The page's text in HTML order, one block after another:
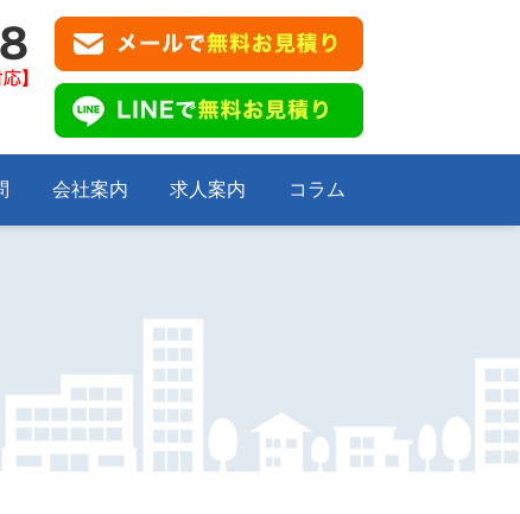
会社案内 求人案内 コラム